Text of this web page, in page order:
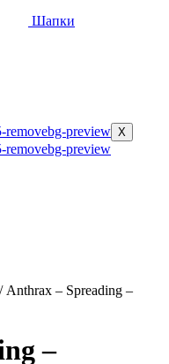
Шапки
X
/ Anthrax – Spreading –
–